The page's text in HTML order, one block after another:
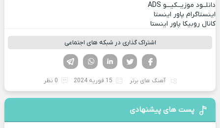
دانلــود موزیــکیـــو ADS
اینستاگرام پاور اینستا
کانال روبیکا پاور اینستا
اشتراک گذاری در شبکه های اجتماعی
لینکدین تویتر
فیسوک
آهنگ های برتر 15 فوریه 2024 0 نظر
پست های پیشنهادی